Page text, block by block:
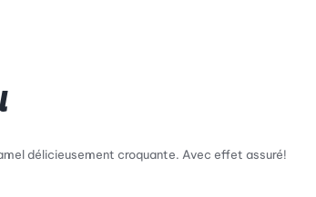
délicieusement croquante. Avec effet assuré!